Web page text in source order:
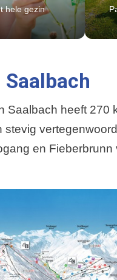
hele gezin
Saalbach heeft 270
stevig
en